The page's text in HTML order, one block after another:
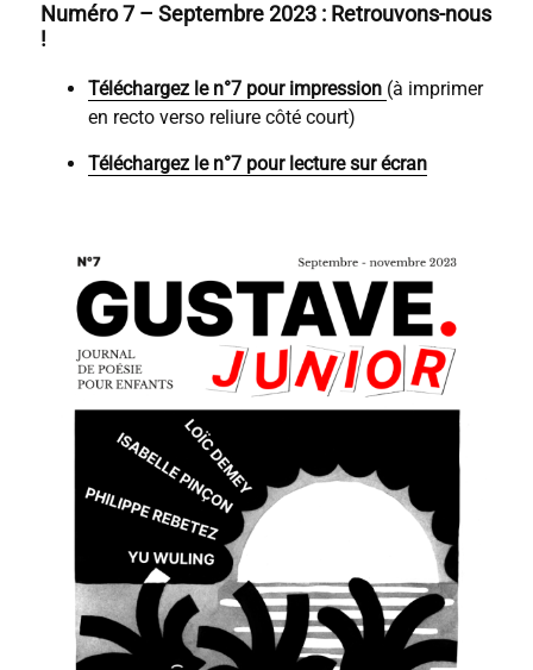
Numéro 7 – Septembre 2023 : Retrouvons-nous
!
Téléchargez le n°7 pour impression (à imprimer
en recto verso reliure côté court)
Téléchargez le n°7 pour lecture sur écran